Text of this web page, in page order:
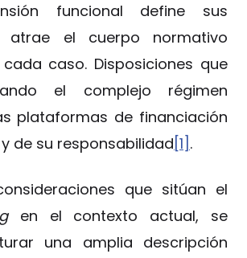
funcional define sus
atrae el cuerpo normativo
caso. Disposiciones que
el complejo régimen
plataformas de financiación
de su responsabilidad [1] .
que sitúan el
en el contexto actual, se
una amplia descripción